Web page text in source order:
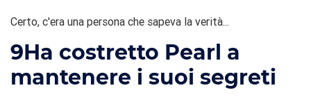
Certo, c'era una persona che sapeva la verità...
9Ha costretto Pearl a
mantenere i suoi segreti